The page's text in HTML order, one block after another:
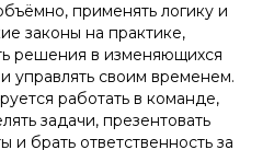
применять логику и
законы на практике,
решения в изменяющихся
управлять своим временем.
работать в команде,
задачи, презентовать
и брать ответственность за